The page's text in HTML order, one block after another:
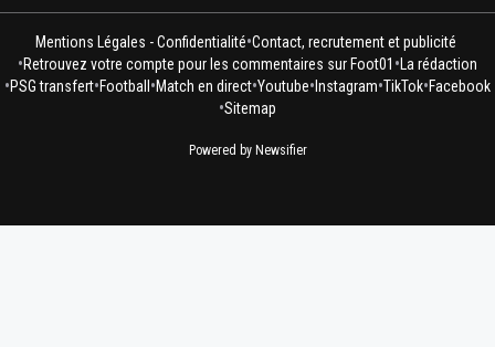
Mentions Légales - Confidentialité•Contact, recrutement et publicité
•Retrouvez votre compte pour les commentaires sur Foot01 • La rédaction
•PSG transfert•Football •Match en direct•Youtube• Instagram•TikTok•Facebook
•Sitemap
Powered by Newsifier